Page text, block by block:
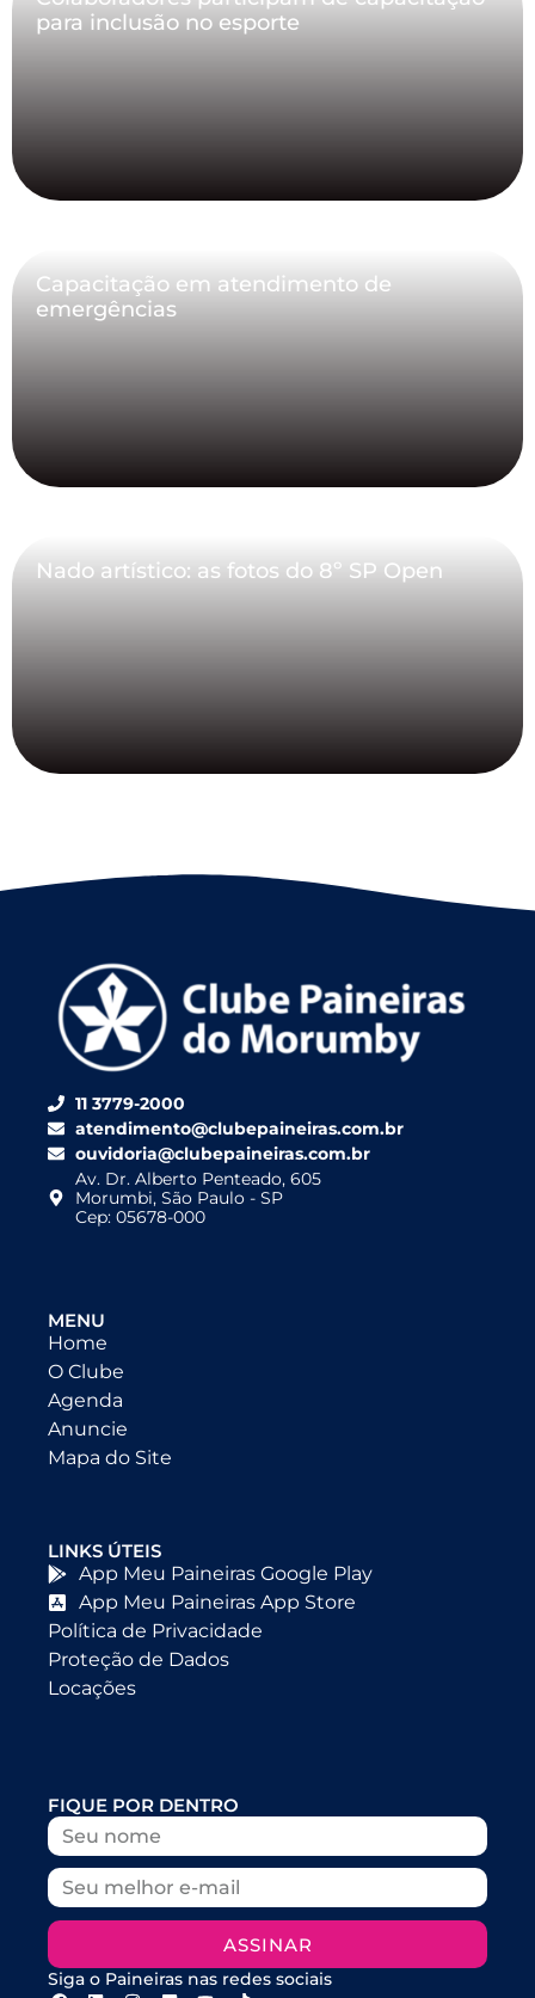
para inclusão no esporte
Capacitação em atendimento de
emergências
Nado artístico: as fotos do 8º SP Open
11 3779-2000
atendimento@clubepaineiras.com.br
ouvidoria@clubepaineiras.com.br
Av. Dr. Alberto Penteado, 605
Morumbi, São Paulo - SP
Cep: 05678-000
MENU
Home
O Clube
Agenda
Anuncie
Mapa do Site
LINKS ÚTEIS
App Meu Paineiras Google Play
App Meu Paineiras App Store
Política de Privacidade
Proteção de Dados
Locações
FIQUE POR DENTRO
ASSINAR
Siga o Paineiras nas redes sociais